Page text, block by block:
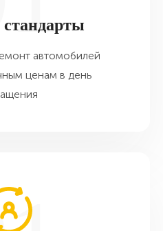
автомобилей
ценам в день